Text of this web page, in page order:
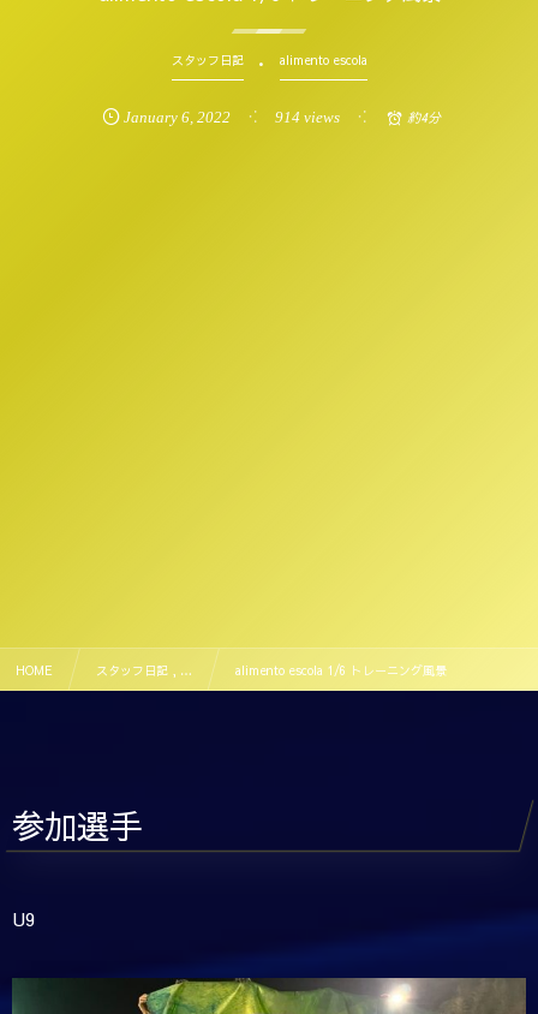
スタッフ日記 alimento escola
January 6,2022 914 views 約4分
HOME スタッフ日記 , … alimento escola 1/6 トレーニング風景
参加選手
U9